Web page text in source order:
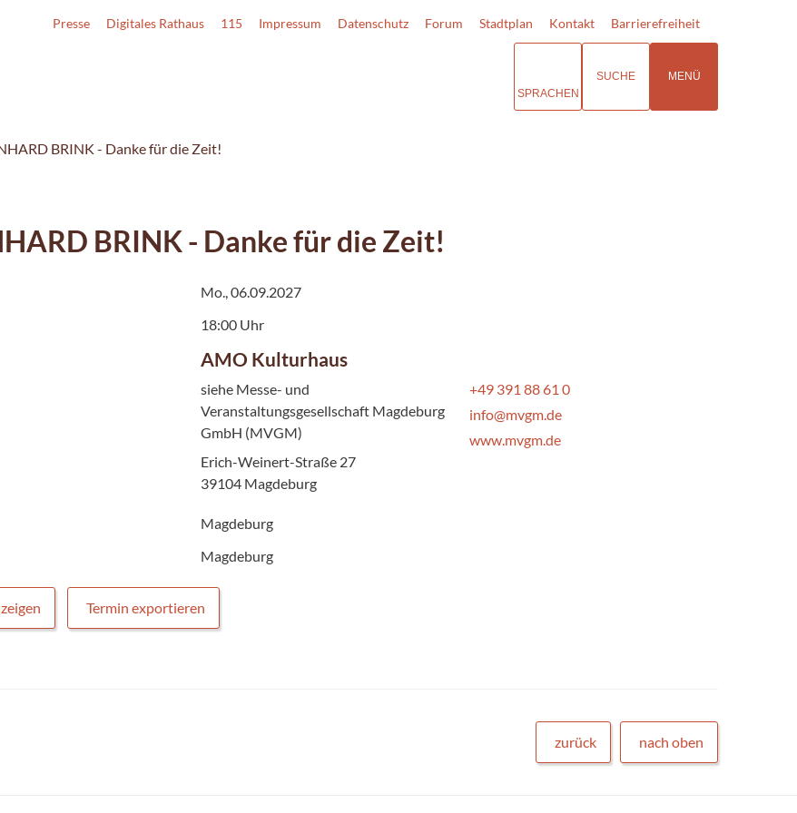
Presse Digitales Rathaus 115 Impressum Datenschutz Forum Stadtplan Kontakt Barrierefreiheit
SPRACHEN
SUCHE MENÜ
BRINK - Danke für die Zeit!
BRINK - Danke für die Zeit!
Mo., 06.09.2027
18:00 Uhr
AMO Kulturhaus
siehe Messe- und
Veranstaltungsgesellschaft Magdeburg
GmbH (MVGM)
Erich-Weinert-Straße 27
39104 Magdeburg
+49 391 88 61 0
info@mvgm.de
www.mvgm.de
Magdeburg
Magdeburg
Termin exportieren
zurück nach oben